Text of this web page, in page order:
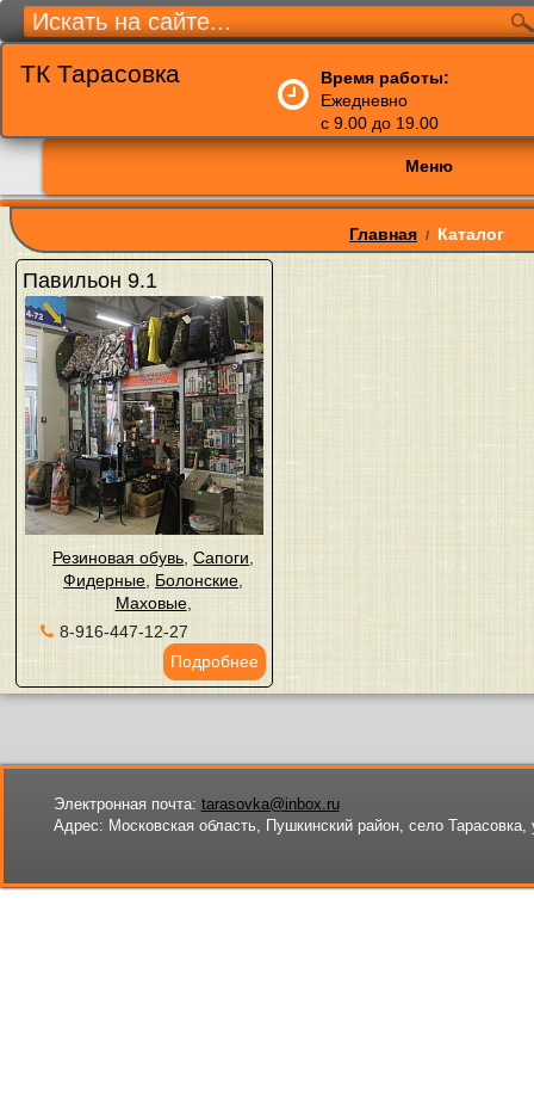
ТК Тарасовка
Время работы:
Ежедневно
с 9.00 до 19.00
Меню
Главная / Каталог
Павильон 9.1
Резиновая обувь ,Сапоги
Фидерные Болонские
Маховые,
8-916-447-12-27
Подробнее
Электронная почта: tarasovka@inbox.ru
Адрес: Московская область, Пушкинский район, село